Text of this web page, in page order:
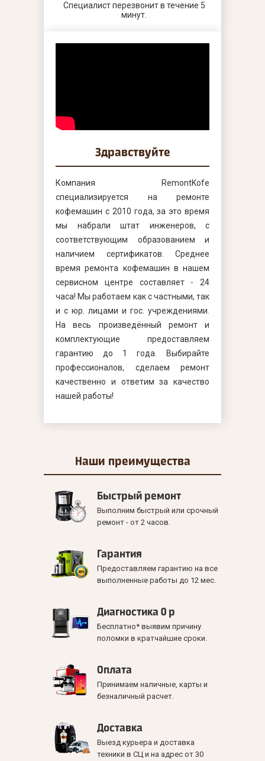
Специалист перезвонит в течение 5
минут.
Здравствуйте
Компания RemontKofe
специализируется на ремонте
кофемашин с 2010 года, за это время
мы набрали штат инженеров, с
соответствующим образованием и
наличием сертификатов. Среднее
время ремонта кофемашин в нашем
сервисном центре составляет - 24
часа! Мы работаем как с частными, так
и с юр. лицами и гос. учреждениями.
На весь произведённый ремонт и
комплектующие предоставляем
гарантию до 1 года. Выбирайте
профессионалов, сделаем ремонт
качественно и ответим за качество
нашей работы!
Наши преимущества
Быстрый ремонт
Выполним быстрый или срочный
ремонт - от 2 часов.
Гарантия
Предоставляем гарантию на все
выполненные работы до 12 мес.
Диагностика 0 р
Бесплатно* выявим причину
поломки в кратчайшие сроки.
Оплата
Принимаем наличные, карты и
безналичный расчет.
Доставка
Выезд курьера и доставка
техники в СЦ и на адрес от 30